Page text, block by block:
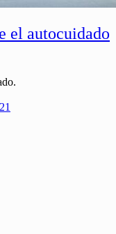
el autocuidado